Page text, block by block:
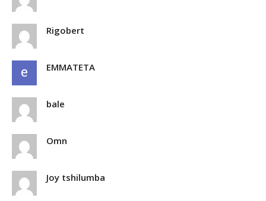
Rigobert
EMMATETA
bale
Omn
Joy tshilumba